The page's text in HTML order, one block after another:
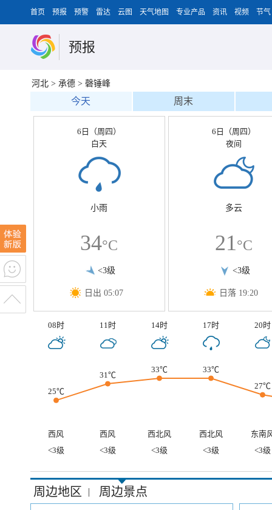
首页 预报 预警 雷达 云图 天气地图 专业产品 资讯 视频 节气
预报
河北 > 承德 > 磬锤峰
今天 周末
6日（周四）
白天
小雨
34°C
<3级
日出 05:07
6日（周四）
夜间
多云
21°C
<3级
日落 19:20
08时 11时 14时 17时 20时
25℃
31℃
33℃
33℃
27℃
西风 西风 西北风 西北风
东南
<3级
<3级 <3级 <3级 <3级
周边地区 | 周边景点